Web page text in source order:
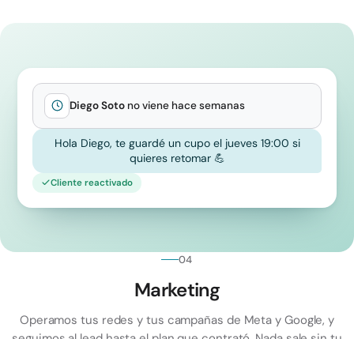
Diego Soto no viene hace semanas
Hola Diego, te guardé un cupo el jueves 19:00 si
quieres retomar 💪
Cliente reactivado
04
Marketing
Operamos tus redes y tus campañas de Meta y Google, y